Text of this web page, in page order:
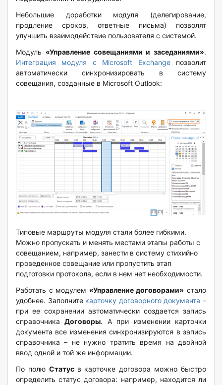
Небольшие доработки модуля (делегирование,
продление сроков, ответные письма) позволят
улучшить взаимодействие пользователя с системой.
Модуль «Управление совещаниями и заседаниями».
Интеграция модуля с Microsoft Exchangeпозволит
автоматически синхронизировать в систему
совещания, созданные в Microsoft Outlook:
Типовые маршруты модуля стали более гибкими.
Можно пропускать и менять местами этапы работы с
совещанием, например, занести в систему стихийно
проведенное совещание или пропустить этап
подготовки протокола, если в нем нет необходимости.
Работать с модулем «Управление договорами» стало
удобнее. Заполните карточку договорного документа –
при ее сохранении автоматически создается запись
справочникаДоговоры. А при изменении карточки
документа все изменения синхронизируются в запись
справочника – не нужно тратить время на двойной
ввод одной и той же информации.
По полю Статус в карточке договора можно быстро
определить статус договора: например, находится ли